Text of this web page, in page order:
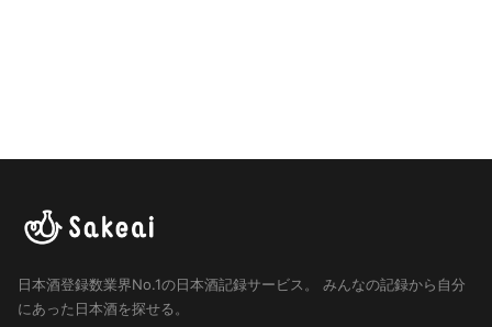
日本酒登録数業界No.1の日本酒記録サービス。
みんなの記録から自分
にあった日本酒を探せる。